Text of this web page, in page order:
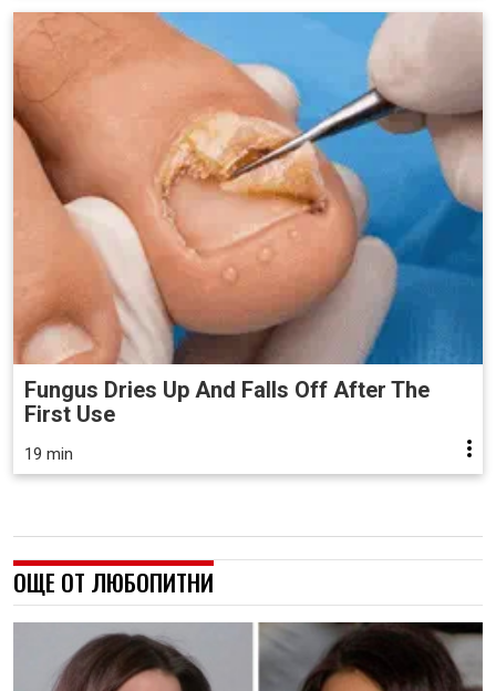
Fungus Dries Up And Falls Off After The
First Use
19 min
ОЩЕ ОТ ЛЮБОПИТНИ